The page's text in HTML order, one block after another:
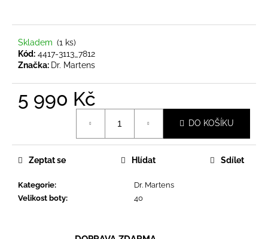
Skladem (1 ks)
Kód: 4417-3113_7812
Značka: Dr. Martens
5 990 Kč
DO KOŠÍKU
Kategorie:
Dr. Martens
Velikost boty: 40
Zeptat se Hlídat Sdílet
D
o
p
o
r
e
m